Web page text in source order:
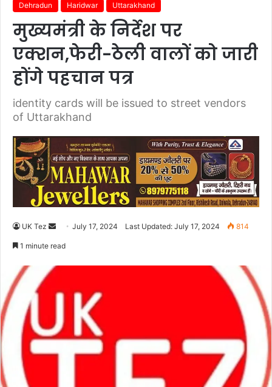
Dehradun Haridwar Uttarakhand
मुख्यमंत्री के निर्देश पर
एक्शन,फेरी-ठेली वालों को जारी
होंगे पहचान पत्र
identity cards will be issued to street vendors
of Uttarakhand
UK Tez
d
m
a
i
July 17, 2024 Last Updated: July 17, 2024 814
1 minute read